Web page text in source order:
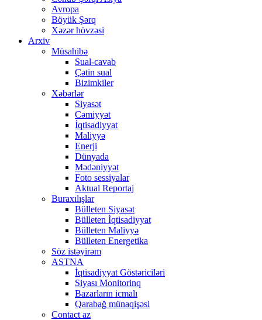
Avropa
Böyük Şərq
Xəzər hövzəsi
Arxiv
Müsahibə
Sual-cavab
Çətin sual
Bizimkiler
Xəbərlər
Siyasət
Cəmiyyət
İqtisadiyyat
Maliyyə
Enerji
Dünyada
Mədəniyyət
Foto sessiyalar
Aktual Reportaj
Buraxılışlar
Bülleten Siyasət
Bülleten İqtisadiyyat
Bülleten Maliyyə
Bülleten Energetika
Söz istəyirəm
ASTNA
İqtisadiyyat Göstəriciləri
Siyası Monitorinq
Bazarların icmalı
Qarabağ münaqişəsi
Contact az